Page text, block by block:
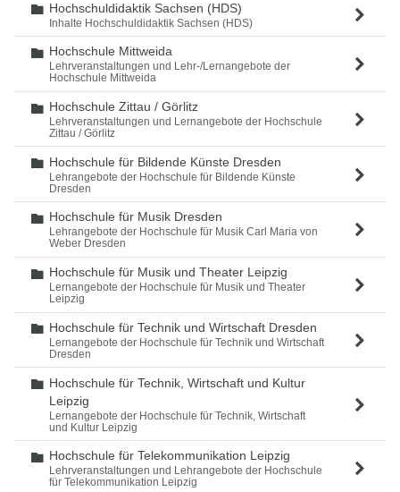
Ordner
Hochschuldidaktik Sachsen (HDS)
Inhalte Hochschuldidaktik Sachsen (HDS)
Ordner
Hochschule Mittweida
Lehrveranstaltungen und Lehr-/Lernangebote der
Hochschule Mittweida
Ordner
Hochschule Zittau / Görlitz
Lehrveranstaltungen und Lernangebote der Hochschule
Zittau / Görlitz
Ordner
Hochschule für Bildende Künste Dresden
Lehrangebote der Hochschule für Bildende Künste
Dresden
Ordner
Hochschule für Musik Dresden
Lehrangebote der Hochschule für Musik Carl Maria von
Weber Dresden
Ordner
Hochschule für Musik und Theater Leipzig
Lernangebote der Hochschule für Musik und Theater
Leipzig
Ordner
Hochschule für Technik und Wirtschaft Dresden
Lernangebote der Hochschule für Technik und Wirtschaft
Dresden
Ordner
Hochschule für Technik, Wirtschaft und Kultur
Leipzig
Lernangebote der Hochschule für Technik, Wirtschaft
und Kultur Leipzig
Ordner
Hochschule für Telekommunikation Leipzig
Lehrveranstaltungen und Lehrangebote der Hochschule
für Telekommunikation Leipzig